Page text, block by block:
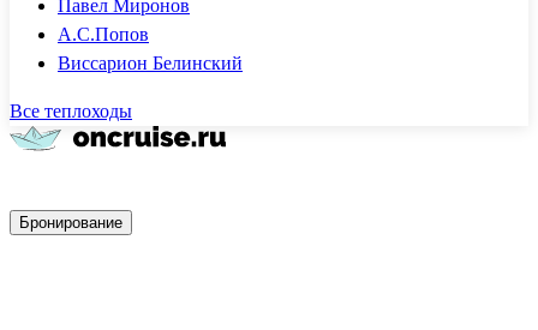
Павел Миронов
А.С.Попов
Виссарион Белинский
Все теплоходы
Бронирование